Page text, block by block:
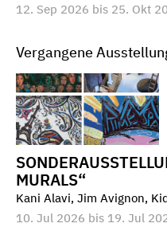
12. Sep 2026 bis 25. Okt
Vergangene
MURALS“
Kani Alavi, Jim Avignon,
10. Jul 2026 bis 19. Jul